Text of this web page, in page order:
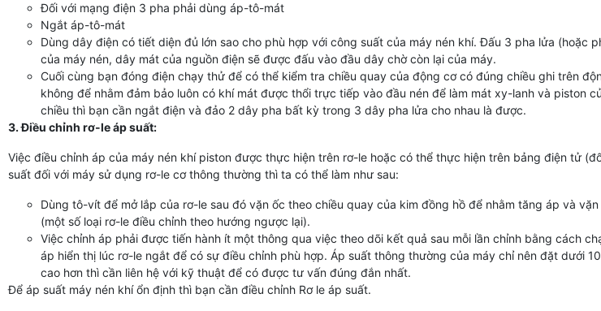
Đối với mạng điện 3 pha phải dùng áp-tô-mát
Ngắt áp-tô-mát
Dùng dây điện có tiết diện đủ lớn sao cho phù hợp với công suất của máy nén khí. Đấu 3 pha lửa (hoặc
của máy nén, dây mát của nguồn điện sẽ được đấu vào đầu dây chờ còn lại của máy.
Cuối cùng bạn đóng điện chạy thử để có thể kiểm tra chiều quay của động cơ có đúng chiều ghi trên
không để nhằm đảm bảo luôn có khí mát được thổi trực tiếp vào đầu nén để làm mát xy-lanh và piston
chiều thì bạn cần ngắt điện và đảo 2 dây pha bất kỳ trong 3 dây pha lửa cho nhau là được.
3. Điều chỉnh rơ-le áp suất:
Việc điều chỉnh áp của máy nén khí piston được thực hiện trên rơ-le hoặc có thể thực hiện trên bảng điện tử
suất đối với máy sử dụng rơ-le cơ thông thường thì ta có thể làm như sau:
Dùng tô-vít để mở lắp của rơ-le sau đó vặn ốc theo chiều quay của kim đồng hồ để nhằm tăng áp và
(một số loại rơ-le điều chỉnh theo hướng ngược lại).
Việc chỉnh áp phải được tiến hành ít một thông qua việc theo dõi kết quả sau mỗi lần chỉnh bằng cách
áp hiển thị lúc rơ-le ngắt để có sự điều chỉnh phù hợp. Áp suất thông thường của máy chỉ nên đặt dưới
cao hơn thì cần liên hệ với kỹ thuật để có được tư vấn đúng đắn nhất.
Để áp suất máy nén khí ổn định thì bạn cần điều chỉnh Rơ le áp suất.